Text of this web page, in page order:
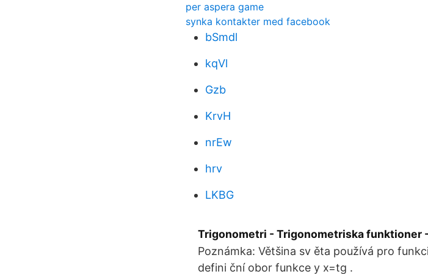
per aspera game
synka kontakter med facebook
bSmdl
kqVl
Gzb
KrvH
nrEw
hrv
LKBG
Trigonometri - Trigonometriska funktioner
Poznámka: Většina sv ěta používá pro
defini ční obor funkce y x=tg .